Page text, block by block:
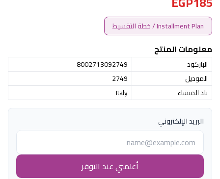
Installment Plan / خطة التقسيط
معلومات المنتج
الباركود
8002713092749
الموديل
2749
بلد المنشاء
Italy
البريد الإلكتروني
أعلمني عند التوفر